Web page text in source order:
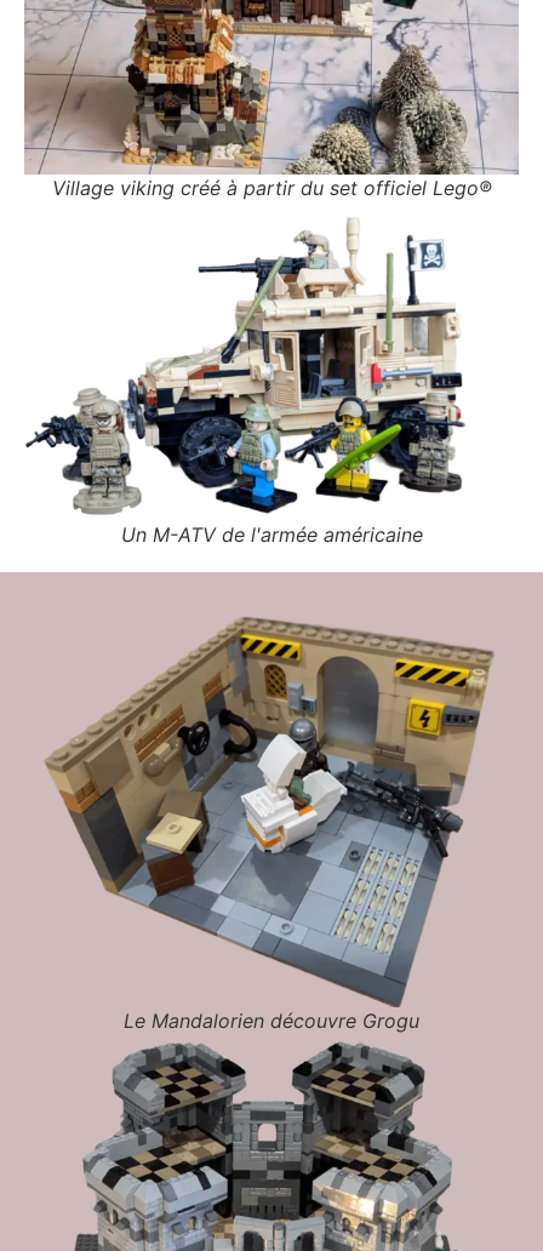
Village viking créé à partir du set officiel Lego®
Un M-ATV de l'armée américaine
Le Mandalorien découvre Grogu